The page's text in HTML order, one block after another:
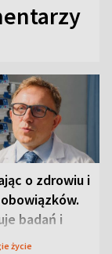
o zdrowiu i
badań i
życie